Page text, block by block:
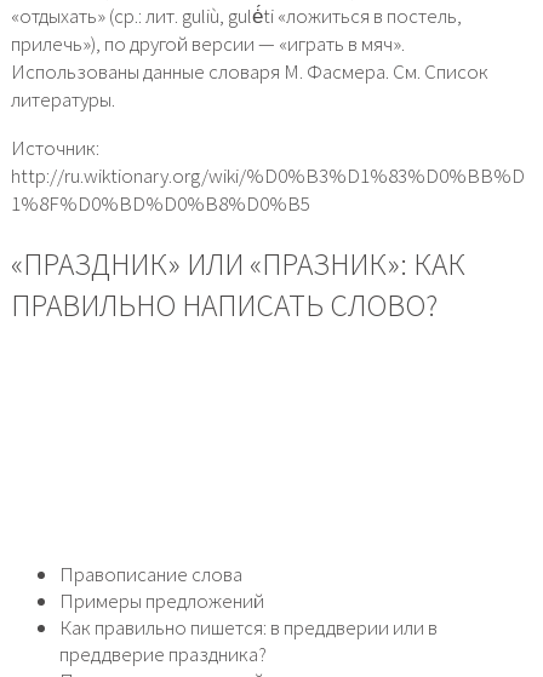
«отдыхать» (ср.: лит. guliù, gulė́ti «ложиться в постель,
прилечь»), по другой версии — «играть в мяч».
Использованы данные словаря М. Фасмера. См. Список
литературы.
Источник:
http://ru.wiktionary.org/wiki/%D0%B3%D1%83%D0%BB%D
1%8F%D0%BD%D0%B8%D0%B5
«ПРАЗДНИК» ИЛИ «ПРАЗНИК»: КАК
ПРАВИЛЬНО НАПИСАТЬ СЛОВО?
Правописание слова
Примеры предложений
Как правильно пишется: в преддверии или в
преддверие праздника?